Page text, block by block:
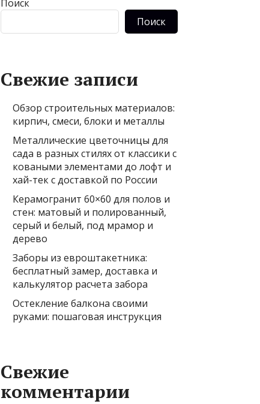
Поиск
Поиск
Свежие записи
Обзор строительных материалов:
кирпич, смеси, блоки и металлы
Металлические цветочницы для
сада в разных стилях от классики с
коваными элементами до лофт и
хай-тек с доставкой по России
Керамогранит 60×60 для полов и
стен: матовый и полированный,
серый и белый, под мрамор и
дерево
Заборы из евроштакетника:
бесплатный замер, доставка и
калькулятор расчета забора
Остекление балкона своими
руками: пошаговая инструкция
Свежие
комментарии